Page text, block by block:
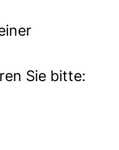
Sie bitte:
E-Mail-